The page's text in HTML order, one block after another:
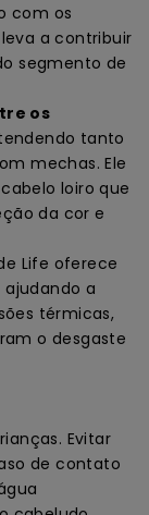
com os
a contribuir
segmento de
os
tanto
mechas. Ele
loiro que
da cor e
Life oferece
a
térmicas,
o desgaste
Evitar
de contato